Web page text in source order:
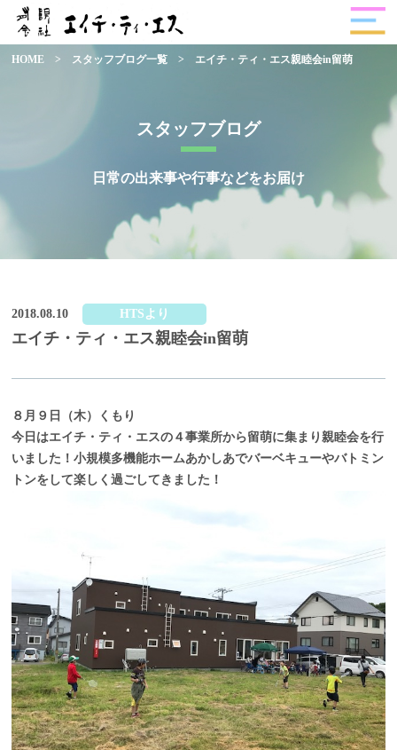
スタッフブログ
日常の出来事や行事などをお届け
HOME > スタッフブログ一覧 > エイチ・ティ・エス親睦会in留萌
2018.08.10 HTSより
エイチ・ティ・エス親睦会in留萌
８月９日（木）くもり
今日はエイチ・ティ・エスの４事業所から留萌に集まり親睦会を行
いました！小規模多機能ホームあかしあでバーベキューやバトミン
トンをして楽しく過ごしてきました！